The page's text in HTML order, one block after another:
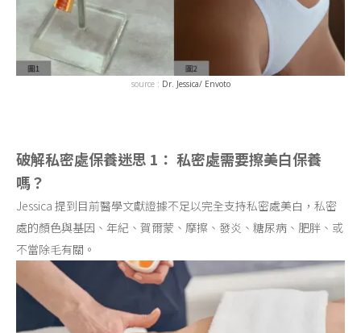
source : Dr. Jessica/ Envoto
破解私密處保養迷思 1： 私密處需要擦美白保養
嗎？
Jessica 提到目前醫學文獻證據不足以完全支持私密處美白，私密
處的顏色與基因、年紀、賀爾蒙、摩擦、發炎、糖尿病、肥胖、或
不當除毛有關。